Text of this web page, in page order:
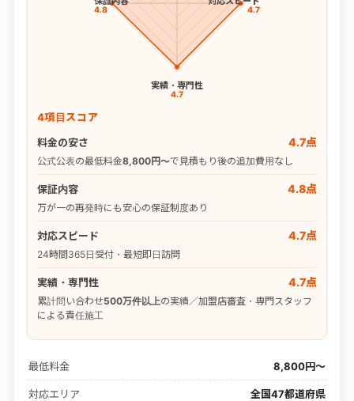
4.7
実績・専門性
4.7
4.8
4項目スコア
料金の安さ
4.7点
公式公表の最低料金8,800円〜で見積もり後の追加費用なし
保証内容 4.8点
万が一の再発時にも安心の保証制度あり
対応スピード 4.7点
24時間365日受付・最短即日訪問
実績・専門性 4.7点
累計問い合わせ500万件以上の実績／加盟店審査・専門スタッフ
による責任施工
最低料金 8,800円〜
対応エリア 全国47都道府県